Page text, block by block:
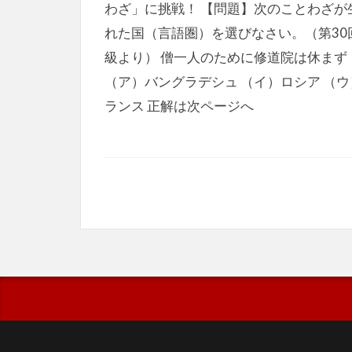
わざ」に挑戦！ 【問題】次のことわざが
れた国（言語圏）を選びなさい。（第30
級より） 僧一人のために修道院は休まず
（ア）バングラデシュ （イ）ロシア （
ランス 正解は次ページへ